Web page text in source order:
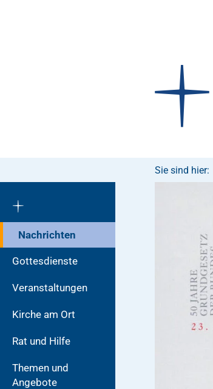
Nachrichten
Gottesdienste
Veranstaltungen
Kirche am Ort
Rat und Hilfe
Themen und
Angebote
Sie sind hier: